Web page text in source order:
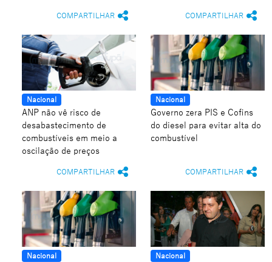
COMPARTILHAR COMPARTILHAR
Nacional
ANP não vê risco de
desabastecimento de
combustíveis em meio a
oscilação de preços
COMPARTILHAR
Nacional
Governo zera PIS e Cofins
do diesel para evitar alta do
combustível
COMPARTILHAR
Nacional Nacional